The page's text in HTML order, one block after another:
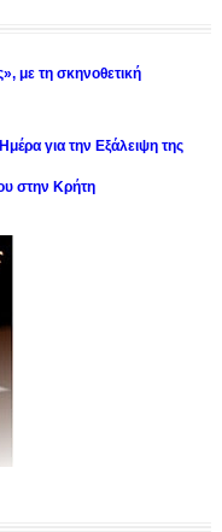
με τη σκηνοθετική
για την Εξάλειψη της
στην Κρήτη